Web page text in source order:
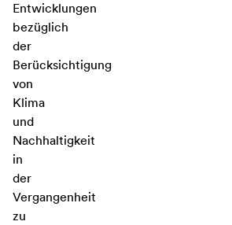
Entwicklungen
bezüglich
der
Berücksichtigung
von
Klima
und
Nachhaltigkeit
in
der
Vergangenheit
zu